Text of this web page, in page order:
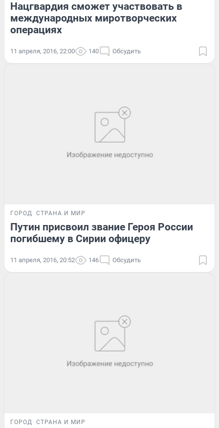
Нацгвардия сможет участвовать в
международных миротворческих
операциях
11 апреля, 2016, 22:00 140 Обсудить
ГОРОД СТРАНА И МИР
Путин присвоил звание Героя России
погибшему в Сирии офицеру
11 апреля, 2016, 20:52 146 Обсудить
ГОРОД СТРАНА И МИР